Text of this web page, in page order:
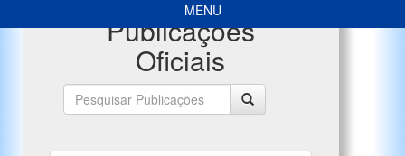
MENU
Publicações
Oficiais